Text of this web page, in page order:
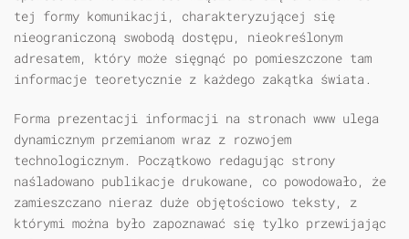
tej formy komunikacji, charakteryzującej się
nieograniczoną swobodą dostępu, nieokreślonym
adresatem, który może sięgnąć po pomieszczone tam
informacje teoretycznie z każdego zakątka świata.
Forma prezentacji informacji na stronach www ulega
dynamicznym przemianom wraz z rozwojem
technologicznym. Początkowo redagując strony
naśladowano publikacje drukowane, co powodowało, że
zamieszczano nieraz duże objętościowo teksty, z
którymi można było zapoznawać się tylko przewijając